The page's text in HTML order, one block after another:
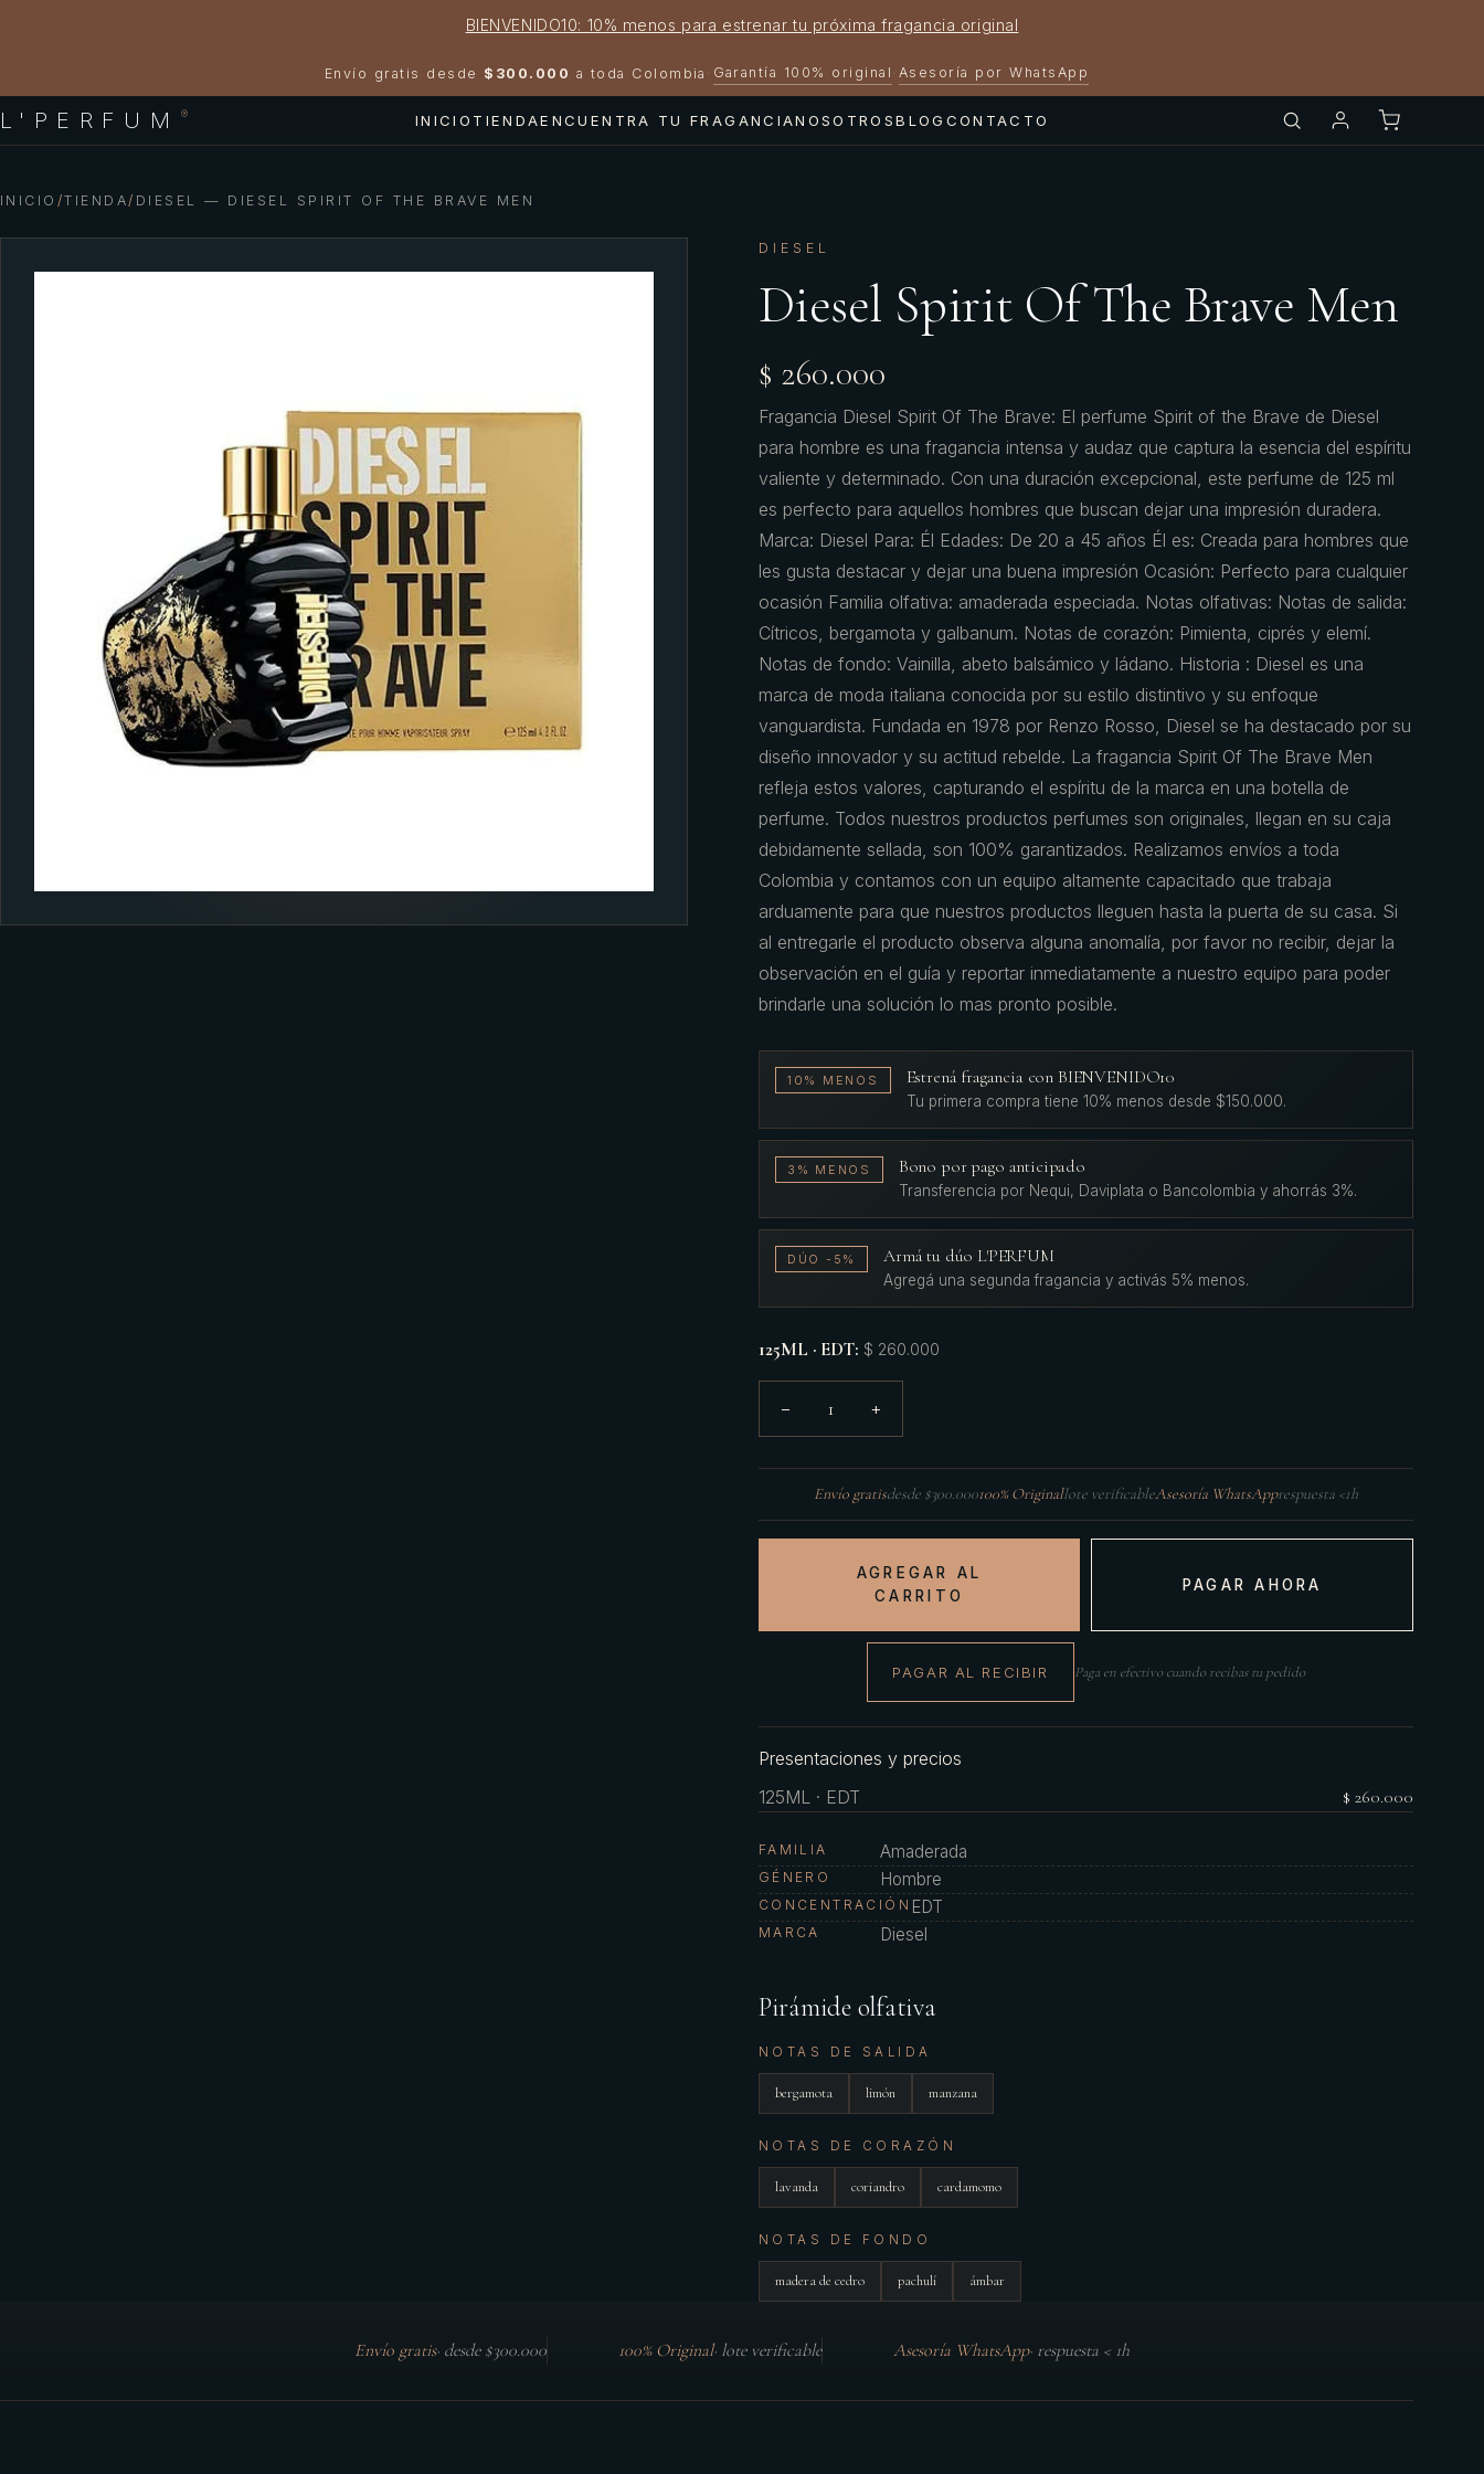
BIENVENIDO10: 10% menos para estrenar tu próxima fragancia original
Envío gratis desde $300.000 a toda Colombia · Garantía 100% original · Asesoría por WhatsApp
L'PERFUM ® INICIO TIENDAENCUENTRA TU FRAGANCIANOSOTROSBLOG CONTACTO
INICIO /TIENDA/ DIESEL — DIESEL SPIRIT OF THE BRAVE MEN
DIESEL
Diesel Spirit Of The Brave Men
$ 260.000
Fragancia Diesel Spirit Of The Brave: El perfume Spirit of the Brave de Diesel
para hombre es una fragancia intensa y audaz que captura la esencia del espíritu
valiente y determinado. Con una duración excepcional, este perfume de 125 ml
es perfecto para aquellos hombres que buscan dejar una impresión duradera.
Marca: Diesel Para: Él Edades: De 20 a 45 años Él es: Creada para hombres que
les gusta destacar y dejar una buena impresión Ocasión: Perfecto para cualquier
ocasión Familia olfativa: amaderada especiada. Notas olfativas: Notas de salida:
Cítricos, bergamota y galbanum. Notas de corazón: Pimienta, ciprés y elemí.
Notas de fondo: Vainilla, abeto balsámico y ládano. Historia : Diesel es una
marca de moda italiana conocida por su estilo distintivo y su enfoque
vanguardista. Fundada en 1978 por Renzo Rosso, Diesel se ha destacado por su
diseño innovador y su actitud rebelde. La fragancia Spirit Of The Brave Men
refleja estos valores, capturando el espíritu de la marca en una botella de
perfume. Todos nuestros productos perfumes son originales, llegan en su caja
debidamente sellada, son 100% garantizados. Realizamos envíos a toda
Colombia y contamos con un equipo altamente capacitado que trabaja
arduamente para que nuestros productos lleguen hasta la puerta de su casa. Si
al entregarle el producto observa alguna anomalía, por favor no recibir, dejar la
observación en el guía y reportar inmediatamente a nuestro equipo para poder
brindarle una solución lo mas pronto posible.
10% MENOS Estrená fragancia con BIENVENIDO10
Tu primera compra tiene 10% menos desde $150.000.
3% MENOS Bono por pago anticipado
Transferencia por Nequi, Daviplata o Bancolombia y ahorrás 3%.
DÚO -5% Armá tu dúo L'PERFUM
Agregá una segunda fragancia y activás 5% menos.
125ML · EDT: $ 260.000
− 1 +
Envío gratisdesde $300.000100% Originallote verificableAsesoría WhatsApprespuesta <1h
AGREGAR AL
CARRITO
PAGAR AHORA
PAGAR AL RECIBIR Paga en efectivo cuando recibas tu pedido
Presentaciones y precios
125ML · EDT
$ 260.000
FAMILIA Amaderada
GÉNERO Hombre
CONCENTRACIÓN EDT
MARCA Diesel
Pirámide olfativa
NOTAS DE SALIDA
bergamota limón manzana
NOTAS DE CORAZÓN
lavanda coriandro cardamomo
NOTAS DE FONDO
madera de cedro pachulí ámbar
Envío gratis· desde $300.000 100% Original· lote verificable Asesoría WhatsApp· respuesta < 1h